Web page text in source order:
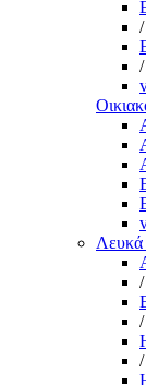
/
/
Λευκά
/
/
/